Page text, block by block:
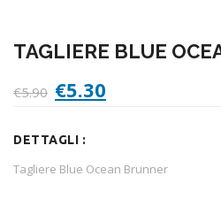
TAGLIERE BLUE
€5.90 Il
prezzo
era:
€5.90.
€5.30
prezzo
€5.30.
DETTAGLI :
Tagliere Blue Ocean Brunner